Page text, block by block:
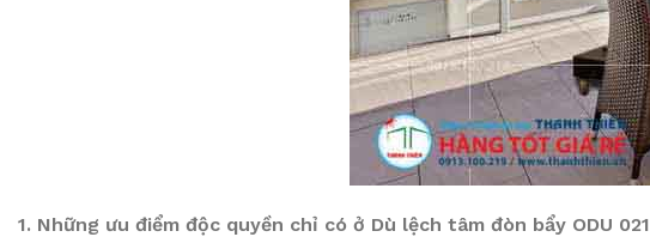
1. Những ưu điểm độc quyền chỉ có ở Dù lệch tâm đòn bẩy ODU 021